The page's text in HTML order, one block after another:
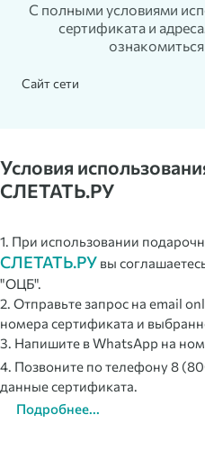
С полными условиями
сертификата и
ознакомиться
Сайт сети
Условия
СЛЕТАТЬ.РУ
1. При использовании
СЛЕТАТЬ.РУ вы
"ОЦБ".
2. Отправьте запрос на email
номера сертификата и
3. Напишите в WhatsApp на
4. Позвоните по телефону 8
данные сертификата.
Подробнее...